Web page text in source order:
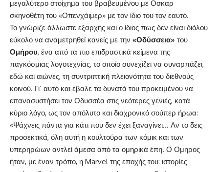
μεγαλύτερο στοίχημα του βραβευμένου με Οσκαρ
σκηνοθέτη του «Οπενχάιμερ» με τον ίδιο του τον εαυτό.
Το γνώριζε άλλωστε εξαρχής και ο ίδιος πως δεν είναι διόλου
εύκολο να αναμετρηθεί κανείς με την «Οδύσσεια» του
Ομήρου, ένα από τα πιο επιδραστικά κείμενα της
παγκόσμιας λογοτεχνίας, το οποίο συνεχίζει να συναρπάζει,
εδώ και αιώνες, τη συντριπτική πλειονότητα του διεθνούς
κοινού. Γι’ αυτό και έβαλε τα δυνατά του προκειμένου να
επανασυστήσει τον Οδυσσέα στις νεότερες γενιές, κατά
κύριο λόγο, ως τον απόλυτο και διαχρονικό σούπερ ήρωα:
«Ψάχνεις πάντα για κάτι που δεν έχει ξαναγίνει… Αν το δεις
προσεκτικά, όλη αυτή η κουλτούρα των κόμικ και των
υπερηρώων αντλεί άμεσα από τα ομηρικά έπη. Ο Ομηρος
ήταν, με έναν τρόπο, η Marvel της εποχής του: ιστορίες